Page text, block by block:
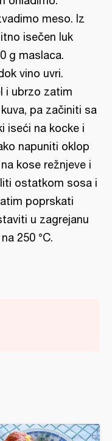
meso. Iz
isečen luk
g maslaca.
vino uvri.
i ubrzo zatim
pa začiniti sa
iseći na kocke i
napuniti oklop
kose režnjeve i
ostatkom sosa i
poprskati
u zagrejanu
250 °C.